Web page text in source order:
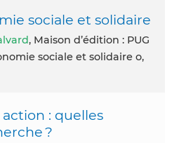
sociale et solidaire
, Maison d’édition : PUG
sociale et solidaire o,
: quelles
?